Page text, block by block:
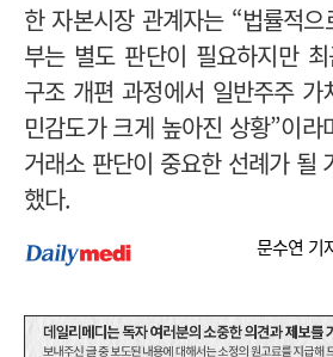
한 자본시장 관계자는 “법률적
부는 별도 판단이 필요하지만
구조 개편 과정에서 일반주주
민감도가 크게 높아진 상황”이
거래소 판단이 중요한 선례가 될
했다.
문수연 기